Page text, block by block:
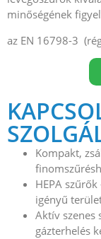
minőségének
az EN 16798-3
Kompakt,
HEPA
igényű
Aktív szenes
gázterhelés